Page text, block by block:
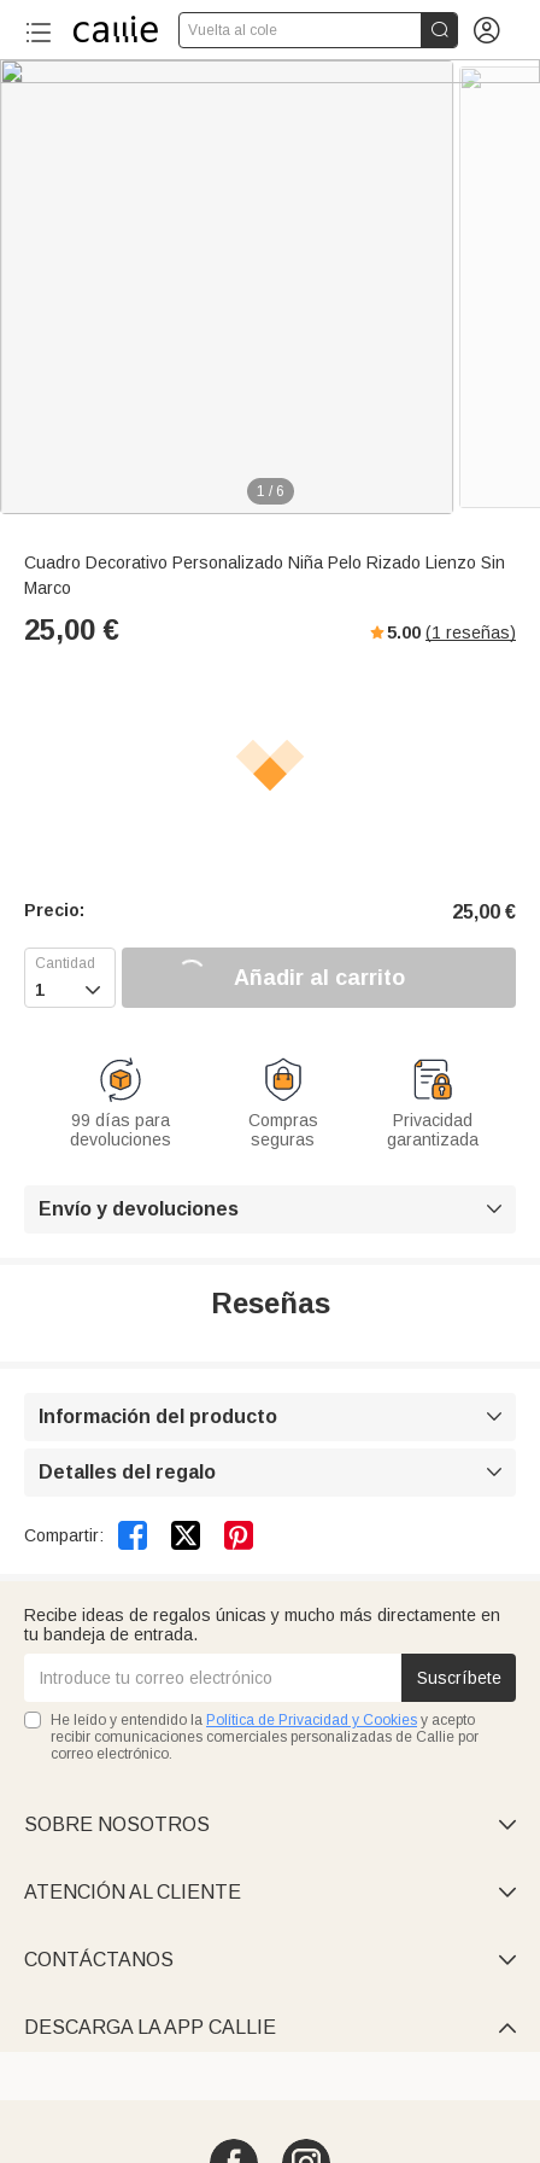
Vuelta al cole  
1 / 6
Cuadro Decorativo Personalizado Niña Pelo Rizado Lienzo Sin
Marco
25,00 € 5.00 (1 reseñas)
Precio: 25,00 €
 Añadir al carrito
99 días para
devoluciones
Compras
seguras
Privacidad
garantizada
Envío y devoluciones 
Reseñas
Información del producto 
Detalles del regalo 
Compartir:  
Recibe ideas de regalos únicas y mucho más directamente en
tu bandeja de entrada.
Suscríbete
He leído y entendido la Política de Privacidad y Cookies y acepto
recibir comunicaciones comerciales personalizadas de Callie por
correo electrónico.
SOBRE NOSOTROS 
ATENCIÓN AL CLIENTE 
CONTÁCTANOS 
DESCARGA LA APP CALLIE 